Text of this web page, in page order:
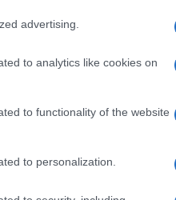
advertising.
to analytics like cookies on
to functionality of the website
to personalization.
risicovollere
te kennen
van je financiële